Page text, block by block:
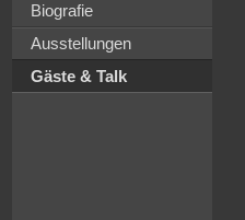
Biografie
Ausstellungen
Gäste & Talk